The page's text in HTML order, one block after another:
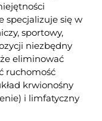
specjalizuje się w
sportowy,
niezbędny
eliminować
ruchomość
krwionośny
i limfatyczny